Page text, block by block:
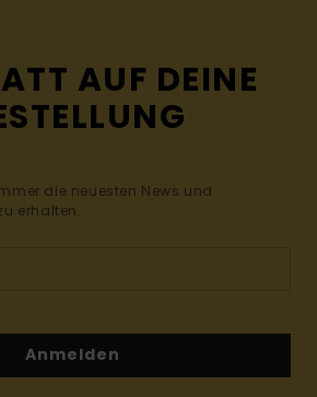
AUF DEINE
die neuesten News und
erhalten.
Anmelden